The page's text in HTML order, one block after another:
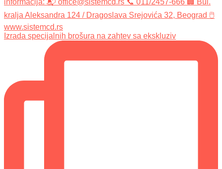
Izrada specijalnih brošura na zahtev sa ekskluziv